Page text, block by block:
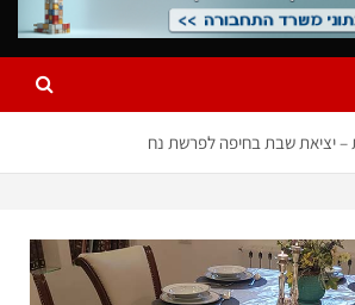
– יציאת שבת בחיפה לפרשת נח